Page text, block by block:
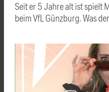
Seit er 5 Jahre alt ist spielt
beim VfL Günzburg. Was